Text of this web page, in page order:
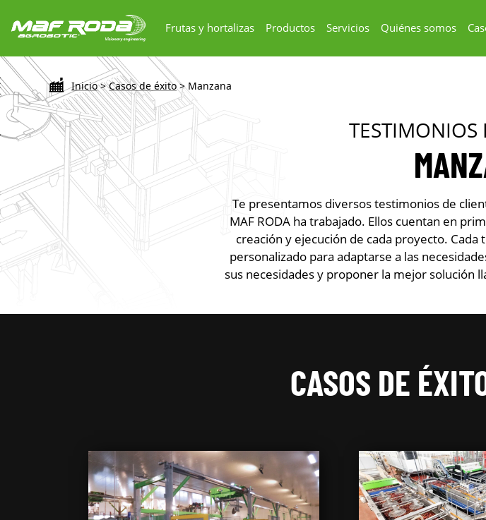
Frutas y hortalizas Productos Servicios Quiénes somos
Inicio> Casos de éxito> Manzana
TESTIMONIOS
Te presentamos diversos testimonios de
MAF RODA ha trabajado. Ellos cuentan en
creación y ejecución de cada proyecto.
personalizado para adaptarse a las
sus necesidades y proponer la mejor solución
CASOS DE